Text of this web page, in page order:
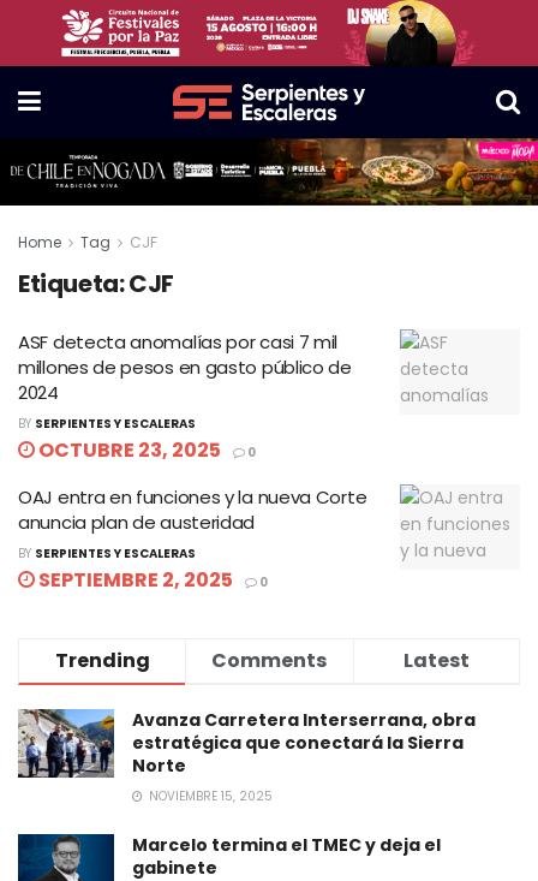
Home Tag CJF
Etiqueta:CJF
ASF detecta anomalías por casi 7 mil
millones de pesos en gasto público de
2024
BY SERPIENTES Y ESCALERAS
OCTUBRE 23, 2025 0
OAJ entra en funciones y la nueva Corte
anuncia plan de austeridad
BY SERPIENTES Y ESCALERAS
SEPTIEMBRE 2, 2025 0
Trending Comments Latest
Avanza Carretera Interserrana, obra
estratégica que conectará la Sierra
Norte
NOVIEMBRE 15, 2025
Marcelo termina el TMEC y deja el
gabinete